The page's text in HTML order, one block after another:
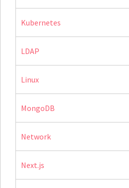
Kubernetes
LDAP
Linux
MongoDB
Network
Next.js